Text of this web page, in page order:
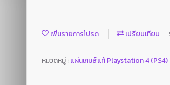
เพิ่มรายการโปรด เปรียบเทียบ
หมวดหมู่ :แผ่นเกมส์แท้ Playstation 4 (PS4)